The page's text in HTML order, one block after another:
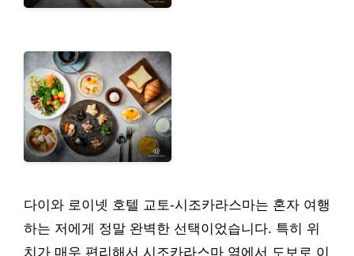
다이와 로이넷 호텔 교토-시조카라스마는 혼자 여행
하는 저에게 정말 완벽한 선택이었습니다. 특히 위
치가 매우 편리해서 시조카라스마 역에서 도보로 이